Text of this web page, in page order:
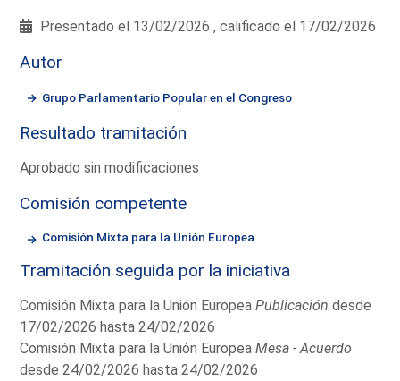
Presentado el 13/02/2026 , calificado el 17/02/2026
Autor
Grupo Parlamentario Popular en el Congreso
Resultado tramitación
Aprobado sin modificaciones
Comisión competente
Comisión Mixta para la Unión Europea
Tramitación seguida por la iniciativa
Comisión Mixta para la Unión EuropeaPublicación desde
17/02/2026 hasta 24/02/2026
Comisión Mixta para la Unión EuropeaMesa - Acuerdo
desde 24/02/2026 hasta 24/02/2026